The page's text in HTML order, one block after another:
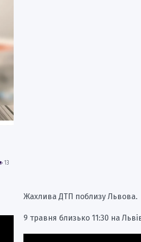
Жахлива ДТП поблизу Львова.
9 травня близько 11:30 на
13